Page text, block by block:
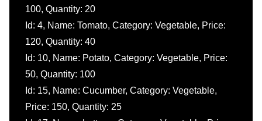
100, Quantity: 20
Id: 4, Name: Tomato, Category: Vegetable, Price:
120, Quantity: 40
Id: 10, Name: Potato, Category: Vegetable, Price:
50, Quantity: 100
Id: 15, Name: Cucumber, Category: Vegetable,
Price: 150, Quantity: 25